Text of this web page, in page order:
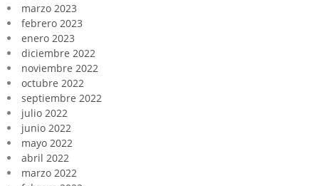
marzo 2023
febrero 2023
enero 2023
diciembre 2022
noviembre 2022
octubre 2022
septiembre 2022
julio 2022
junio 2022
mayo 2022
abril 2022
marzo 2022